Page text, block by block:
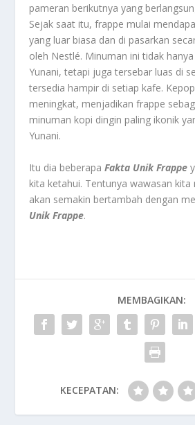
pameran berikutnya yang
Sejak saat itu, frappe mulai
yang luar biasa dan di pasarkan
oleh Nestlé. Minuman ini tidak
Yunani, tetapi juga tersebar luas di
tersedia hampir di setiap kafe.
meningkat, menjadikan frappe
minuman kopi dingin paling ikonik
Yunani.
Itu dia beberapaFakta Unik Frappe
kita ketahui. Tentunya wawasan kita
akan semakin bertambah dengan
Unik Frappe.
MEMBAGIKAN:
KECEPATAN: